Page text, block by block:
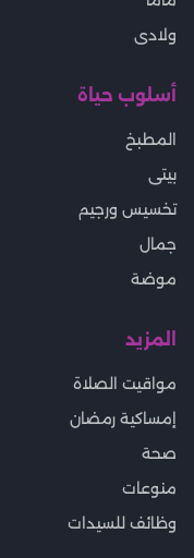
ولادى
أسلوب حياة
المطبخ
بيتى
تخسيس ورجيم
جمال
موضة
المزيد
مواقيت الصلاة
إمساكية رمضان
صحة
منوعات
وظائف للسيدات